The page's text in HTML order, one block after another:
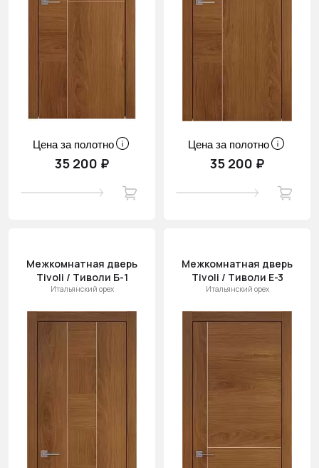
Цена за полотно
35 200 ₽
Цена за полотно
35 200 ₽
Межкомнатная дверь
Tivoli / Тиволи Б-1
Итальянский орех
Межкомнатная дверь
Tivoli / Тиволи Е-3
Итальянский орех